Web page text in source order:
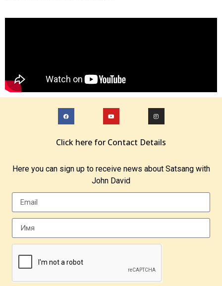
Click here for Contact Details
Here you can sign up to receive news about Satsang with
John David